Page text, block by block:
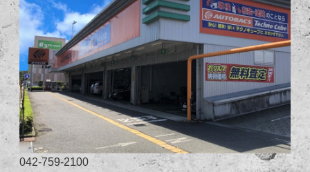
042-759-2100